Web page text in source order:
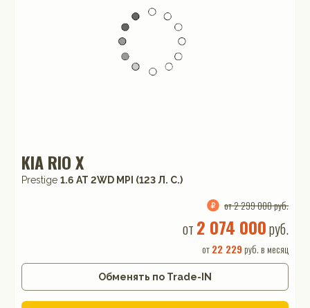
KIA RIO X
Prestige 1.6 АТ 2WD MPI (123 Л. C.)
от 2 299 000 руб.
от 2 074 000руб.
от22 229 руб. в месяц
Обменять по Trade-IN